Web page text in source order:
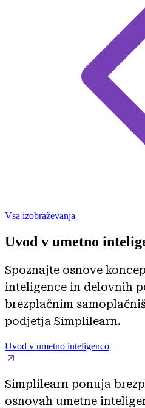
Vsa izobraževanja
Uvod v umetno
Spoznajte osnove
inteligence in delovnih
brezplačnim
podjetja Simplilearn.
Uvod v umetno inteligenco
Simplilearn ponuja
osnovah umetne